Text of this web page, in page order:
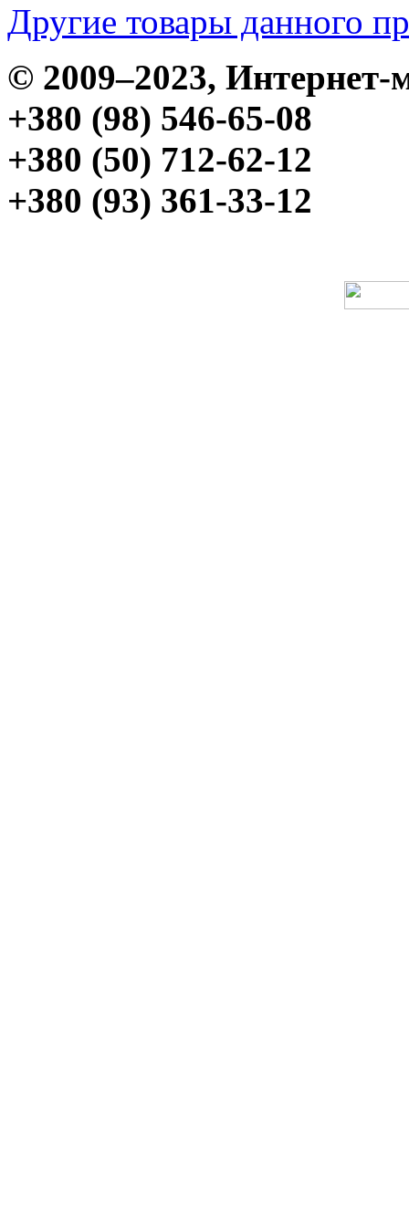
Другие товары данного
© 2009–2023,
+380 (98) 546-65-08
+380 (50) 712-62-12
+380 (93) 361-33-12